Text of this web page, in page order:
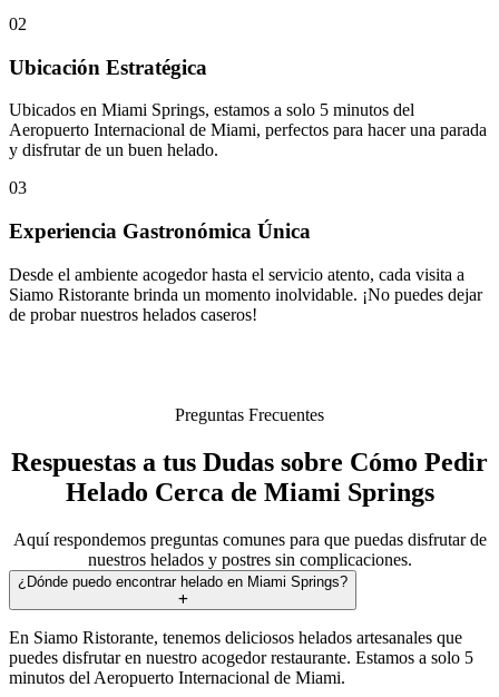
02
Ubicación Estratégica
Ubicados en Miami Springs, estamos a solo 5 minutos del
Aeropuerto Internacional de Miami, perfectos para hacer una parada
y disfrutar de un buen helado.
03
Experiencia Gastronómica Única
Desde el ambiente acogedor hasta el servicio atento, cada visita a
Siamo Ristorante brinda un momento inolvidable. ¡No puedes dejar
de probar nuestros helados caseros!
Preguntas Frecuentes
Respuestas a tus Dudas sobre Cómo Pedir
Helado Cerca de Miami Springs
Aquí respondemos preguntas comunes para que puedas disfrutar de
nuestros helados y postres sin complicaciones.
¿Dónde puedo encontrar helado en Miami Springs?
En Siamo Ristorante, tenemos deliciosos helados artesanales que
puedes disfrutar en nuestro acogedor restaurante. Estamos a solo 5
minutos del Aeropuerto Internacional de Miami.